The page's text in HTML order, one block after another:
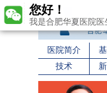
医院简介
技术
您好！
我是合肥华夏医院医